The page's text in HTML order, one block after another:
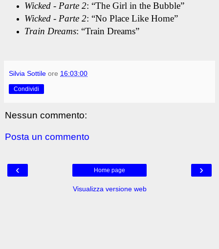
Wicked - Parte 2: “The Girl in the Bubble”
Wicked - Parte 2: “No Place Like Home”
Train Dreams: “Train Dreams”
Silvia Sottile ore 16:03:00
Condividi
Nessun commento:
Posta un commento
‹ ›
Home page
Visualizza versione web